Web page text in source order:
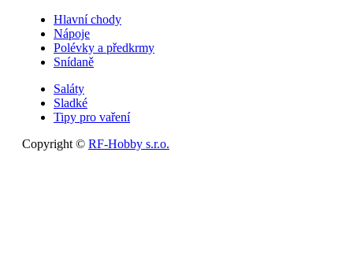
Hlavní chody
Nápoje
Polévky a předkrmy
Snídaně
Saláty
Sladké
Tipy pro vaření
Copyright © RF-Hobby s.r.o.